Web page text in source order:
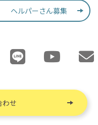
ヘルパーさん募集
わせ